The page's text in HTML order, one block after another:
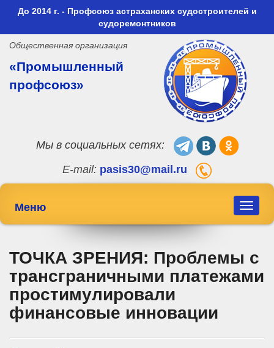
До 2014 г. - Профсоюз астраханских судостроителей и
судоремонтников
Общественная организация
«Промышленный
профсоюз»
Мы в социальных сетях:
E-mail: pasis30@mail.ru
Toggle
Меню
ТОЧКА ЗРЕНИЯ: Проблемы с
трансграничными платежами
простимулировали
финансовые инновации